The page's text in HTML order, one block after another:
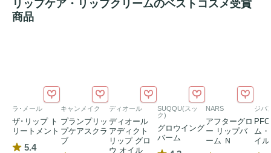
もののキラめきを楽しめます。1本で使っても、ボリューム
感・ラメ感を追加する
下地や、保湿リップとしても。適量を取りやすく、唇の形に
フィットして細部まで塗りやすいスプーン型シリコンチップ
採用で使い終わった後も拭き取りやすく、衛生的にお使いい
ただけます。
リップケア・リップクリームのベストコスメ受賞
商品
ラ･メール
ザ･リップ ト
リートメント
5.4
キャンメイク
プランプリッ
プケアスクラ
ブ
ディオール
ディオール
アディクト
リップ グロ
ウ オイル
SUQQU(スッ
ク)
グロウイング
バーム
NARS
アフターグロ
ー リップバ
ーム Ｎ
ジバ
ム
イル